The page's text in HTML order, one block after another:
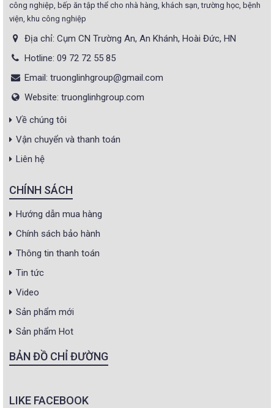
công nghiệp, bếp ăn tập thể cho nhà hàng, khách sạn, trường học, bệnh
viện, khu công nghiệp
Địa chỉ: Cụm CN Trường An, An Khánh, Hoài Đức, HN
Hotline: 09 72 72 55 85
Email: truonglinhgroup@gmail.com
Website: truonglinhgroup.com
Về chúng tôi
Vận chuyển và thanh toán
Liên hệ
CHÍNH SÁCH
Hướng dẫn mua hàng
Chính sách bảo hành
Thông tin thanh toán
Tin tức
Video
Sản phẩm mới
Sản phẩm Hot
BẢN ĐỒ CHỈ ĐƯỜNG
LIKE FACEBOOK